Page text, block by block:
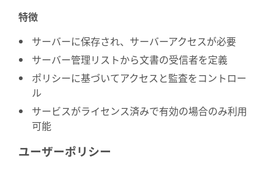
特徴
サーバーに保存され、サーバーアクセスが必要
サーバー管理リストから文書の受信者を定義
ポリシーに基づいてアクセスと監査をコントロー
ル
サービスがライセンス済みで有効の場合のみ利用
可能
ユーザーポリシー